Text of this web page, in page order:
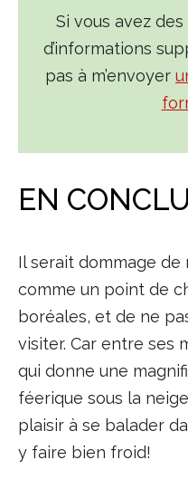
Si vous avez des
d’informations
pas à m’envoyer
EN
Il serait dommage de
comme un point de
boréales, et de ne
visiter. Car entre ses
qui donne une
féerique sous la
plaisir à se balader
y faire bien froid!